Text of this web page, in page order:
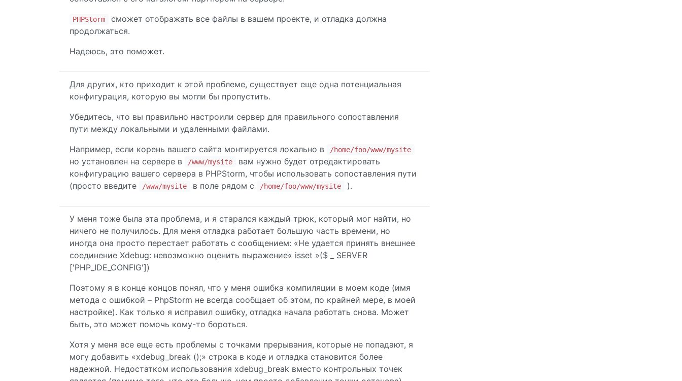
PHPStorm
сможет отображать все файлы в вашем проекте, и отладка должна
продолжаться.
Надеюсь, это поможет.
Для других, кто приходит к этой проблеме, существует еще одна потенциальная
конфигурация, которую вы могли бы пропустить.
Убедитесь, что вы правильно настроили сервер для правильного сопоставления
пути между локальными и удаленными файлами.
Например, если корень вашего сайта монтируется локально в
/home/foo/www/mysite
но установлен на сервере в /www/mysite
вам нужно будет отредактировать
конфигурацию вашего сервера в PHPStorm, чтобы использовать сопоставления пути
(просто введите
/www/mysite в поле рядом с /home/foo/www/mysite ).
У меня тоже была эта проблема, и я старался каждый трюк, который мог найти, но
ничего не получилось. Для меня отладка работает большую часть времени, но
иногда она просто перестает работать с сообщением: «Не удается принять внешнее
соединение Xdebug: невозможно оценить выражение« isset »($ _ SERVER
['PHP_IDE_CONFIG'])
Поэтому я в конце концов понял, что у меня ошибка компиляции в моем коде (имя
метода с ошибкой – PhpStorm не всегда сообщает об этом, по крайней мере, в моей
настройке). Как только я исправил ошибку, отладка начала работать снова. Может
быть, это может помочь кому-то бороться.
Хотя у меня все еще есть проблемы с точками прерывания, которые не попадают, я
могу добавить «xdebug_break ();» строка в коде и отладка становится более
надежной. Недостатком использования xdebug_break вместо контрольных точек